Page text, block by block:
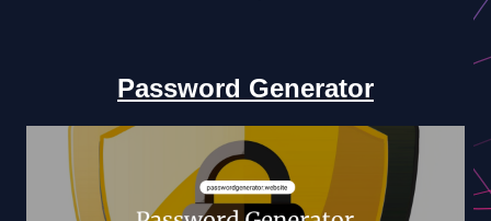
Password Generator